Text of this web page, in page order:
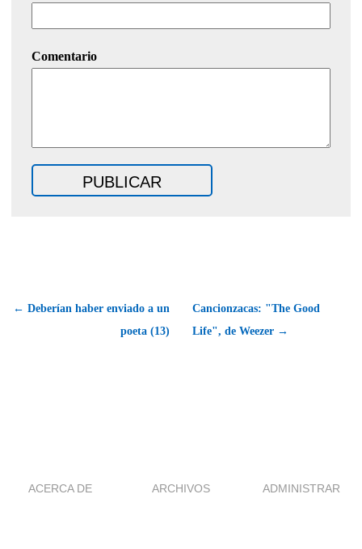
Comentario
← Deberían haber enviado a un
poeta (13)
Cancionzacas: "The Good
Life", de Weezer →
ACERCA DE ARCHIVOS ADMINISTRAR